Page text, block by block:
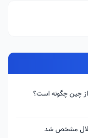
چین چگونه است؟
مشخص شد